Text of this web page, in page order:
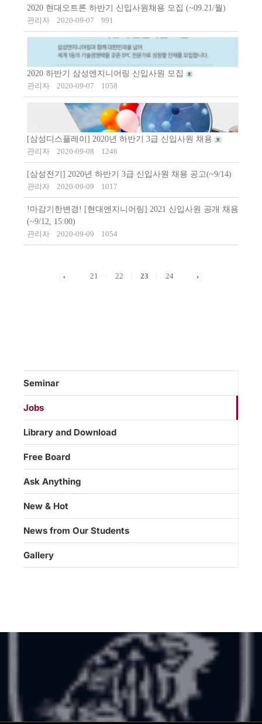
2020 현대오트론 하반기 신입사원채용 모집 (~09.21/월)
관리자
2020-09-07 991
2020 하반기 삼성엔지니어링 신입사원 모집
관리자
2020-09-07 1058
[삼성디스플레이] 2020년 하반기 3급 신입사원 채용
관리자
2020-09-08 1246
[삼성전기] 2020년 하반기 3급 신입사원 채용 공고(~9/14)
관리자
2020-09-09 1017
!마감기한변경! [현대엔지니어링] 2021 신입사원 공개 채용
(~9/12, 15:00)
관리자
2020-09-09 1054
21 22 23 24
Seminar
Jobs
Library and Download
Free Board
Ask Anything
New & Hot
News from Our Students
Gallery